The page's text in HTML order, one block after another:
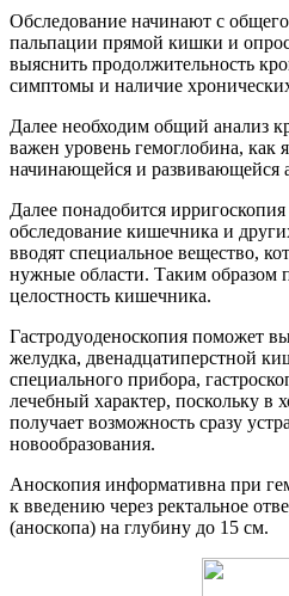
Обследование начинают с
пальпации прямой кишки и
выяснить продолжительность
симптомы и наличие
Далее необходим общий анализ
важен уровень гемоглобина, как
начинающейся и развивающейся
Далее понадобится
обследование кишечника и
вводят специальное вещество,
нужные области. Таким образом
целостность кишечника.
Гастродуоденоскопия поможет
желудка, двенадцатиперстной
специального прибора,
лечебный характер, поскольку в
получает возможность сразу
новообразования.
Аноскопия информативна при
к введению через ректальное
(аноскопа) на глубину до 15 см.